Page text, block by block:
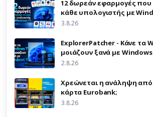
12 δωρεάν εφαρμογές που
κάθε υπολογιστής με
3.8.26
ExplorerPatcher - Κάνε τα
μοιάζουν ξανά με Windows
2.8.26
Χρεώνεται η ανάληψη από
κάρτα Eurobank;
3.8.26